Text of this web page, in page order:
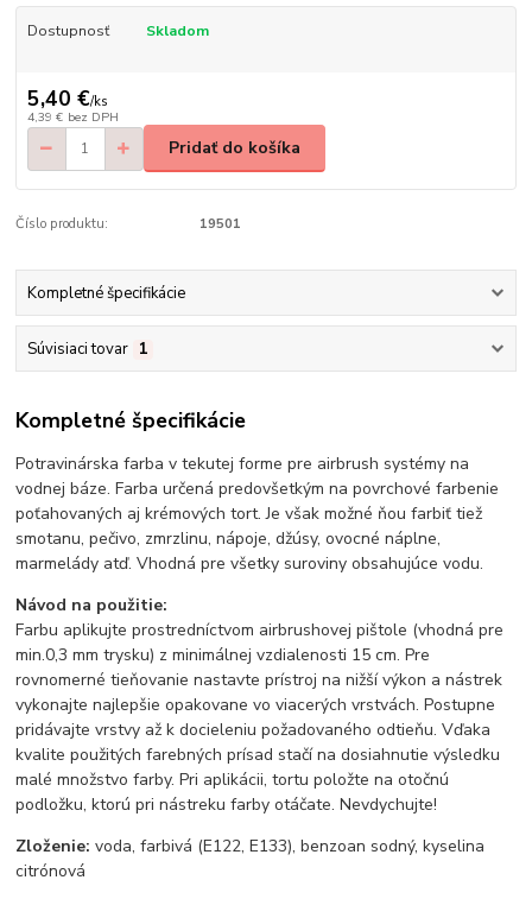
Dostupnosť Skladom
5,40 €/ks
4,39 € bez DPH
Pridať do košíka
Číslo produktu: 19501
Kompletné špecifikácie
Súvisiaci tovar 1
Kompletné špecifikácie
Potravinárska farba v tekutej forme pre airbrush systémy na
vodnej báze. Farba určená predovšetkým na povrchové farbenie
poťahovaných aj krémových tort. Je však možné ňou farbiť tiež
smotanu, pečivo, zmrzlinu, nápoje, džúsy, ovocné náplne,
marmelády atď. Vhodná pre všetky suroviny obsahujúce vodu.
Návod na použitie:
Farbu aplikujte prostredníctvom airbrushovej pištole (vhodná pre
min.0,3 mm trysku) z minimálnej vzdialenosti 15 cm. Pre
rovnomerné tieňovanie nastavte prístroj na nižší výkon a nástrek
vykonajte najlepšie opakovane vo viacerých vrstvách. Postupne
pridávajte vrstvy až k docieleniu požadovaného odtieňu. Vďaka
kvalite použitých farebných prísad stačí na dosiahnutie výsledku
malé množstvo farby. Pri aplikácii, tortu položte na otočnú
podložku, ktorú pri nástreku farby otáčate. Nevdychujte!
Zloženie: voda, farbivá (E122, E133), benzoan sodný, kyselina
citrónová